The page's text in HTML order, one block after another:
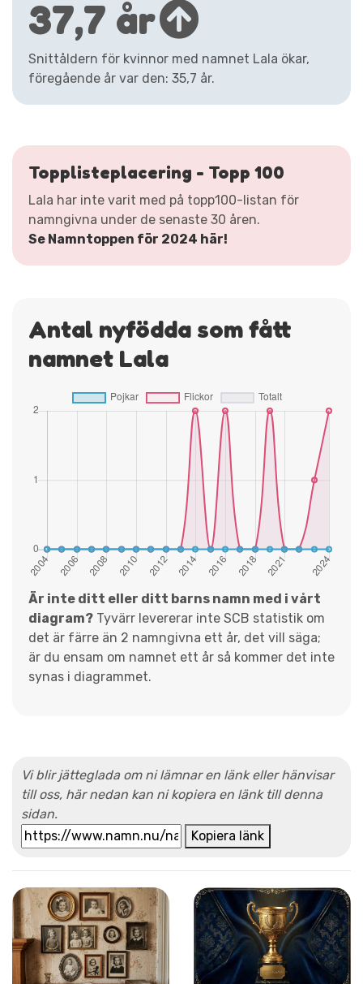
37,7 år
Snittåldern för kvinnor med namnet Lala ökar,
föregående år var den: 35,7 år.
Topplisteplacering - Topp 100
Lala har inte varit med på topp100-listan för
namngivna under de senaste 30 åren.
Se Namntoppen för 2024 här!
Antal nyfödda som fått
namnet Lala
Är inte ditt eller ditt barns namn med i vårt
diagram? Tyvärr levererar inte SCB statistik om
det är färre än 2 namngivna ett år, det vill säga;
är du ensam om namnet ett år så kommer det inte
synas i diagrammet.
Vi blir jätteglada om ni lämnar en länk eller hänvisar
till oss, här nedan kan ni kopiera en länk till denna
sidan.
Kopiera länk